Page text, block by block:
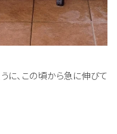
に、この頃から急に伸びて